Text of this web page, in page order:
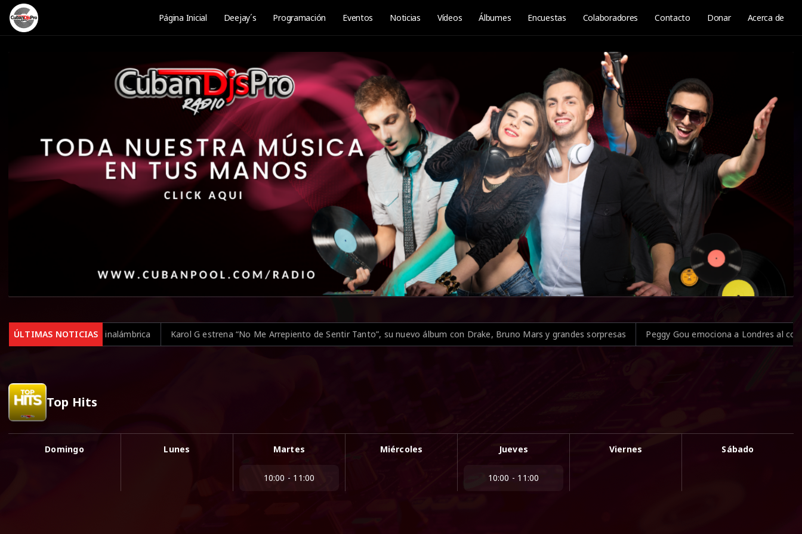
Página Inicial Deejay´s Programación Eventos Noticias Vídeos Álbumes Encuestas Colaboradores Contacto Donar Acerca de
ÚLTIMAS NOTICIAS
de forma inalámbrica Karol G estrena “No Me Arrepiento de Sentir Tanto”, su nuevo álbum con Drake, Bruno Mars y grandes sorpresas Peggy Gou emociona a Londres al compartir
Top Hits
Domingo Lunes Martes
10:00 - 11:00
Miércoles Jueves
10:00 - 11:00
Viernes Sábado